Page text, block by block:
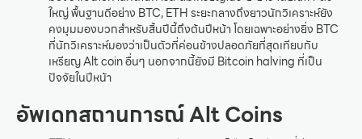
ใหญ่ พื้นฐานดีอย่าง BTC, ETH ระยะกลางถึงยาวนักวิเคราะห์ยัง
คงมุมมองบวกสำหรับสิ้นปีนี้ถึงต้นปีหน้า โดยเฉพาะอย่างยิ่ง BTC
ที่นักวิเคราะห์มองว่าเป็นตัวที่ค่อนข้างปลอดภัยที่สุดเทียบกับ
เหรียญ Alt coin อื่นๆ นอกจากนี้ยังมี Bitcoin halving ที่เป็น
ปัจจัยในปีหน้า
อัพเดทสถานการณ์ Alt Coins